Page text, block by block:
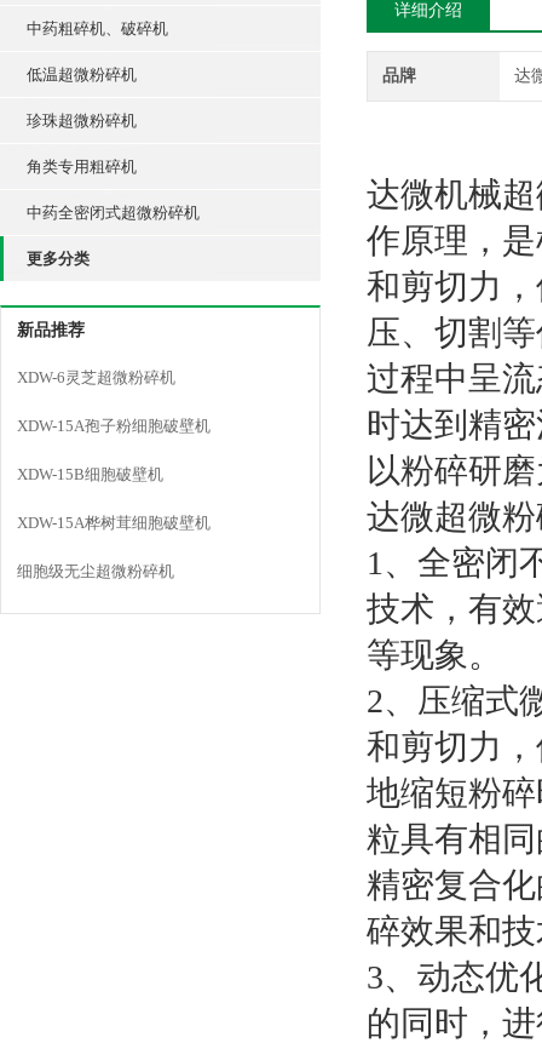
中药粗碎机、破碎机
低温超微粉碎机
珍珠超微粉碎机
角类专用粗碎机
中药全密闭式超微粉碎机
更多分类
新品推荐
XDW-6灵芝超微粉碎机
XDW-15A孢子粉细胞破壁机
XDW-15B细胞破壁机
XDW-15A桦树茸细胞破壁机
细胞级无尘超微粉碎机
详细介绍
品牌 达
达微机械
作原理，
和剪切力
压、切割
过程中呈
时达到精
以粉碎研
达微超微
1、全密闭
技术，有
等现象。
2、压缩式
和剪切力
地缩短粉
粒具有相
精密复合
碎效果和
3、动态优
的同时，